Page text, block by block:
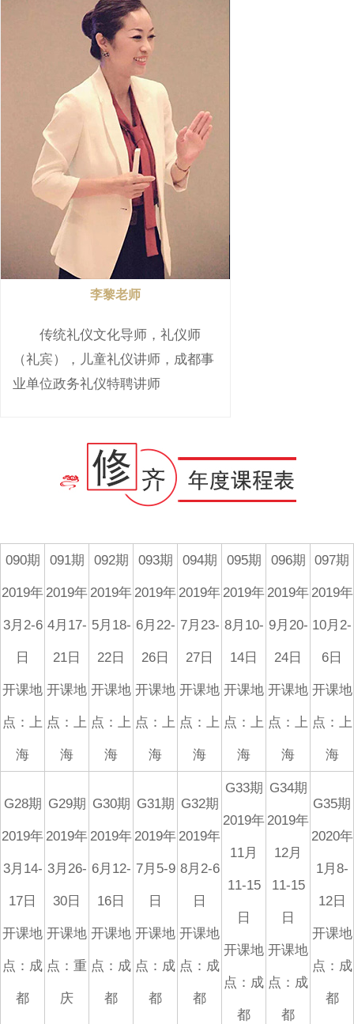
李黎老师
传统礼仪文化导师，礼仪师
（礼宾），儿童礼仪讲师，成都事
业单位政务礼仪特聘讲师
090期
2019年
3月2-6
日
开课地
点：上
海
091期
2019年
4月17-
21日
开课地
点：上
海
092期
2019年
5月18-
22日
开课地
点：上
海
093期
2019年
6月22-
26日
开课地
点：上
海
094期
2019年
7月23-
27日
开课地
点：上
海
095期
2019年
8月10-
14日
开课地
点：上
海
096期
2019年
9月20-
24日
开课地
点：上
海
097期
2019年
10月2-
6日
开课地
点：上
海
G28期
2019年
3月14-
17日
开课地
点：成
都
G29期
2019年
3月26-
30日
开课地
点：重
庆
G30期
2019年
6月12-
16日
开课地
点：成
都
G31期
2019年
7月5-9
日
开课地
点：成
都
G32期
2019年
8月2-6
日
开课地
点：成
都
G33期
2019年
11月
11-15
日
开课地
点：成
都
G34期
2019年
12月
11-15
日
开课地
点：成
都
G35期
2020年
1月8-
12日
开课地
点：成
都